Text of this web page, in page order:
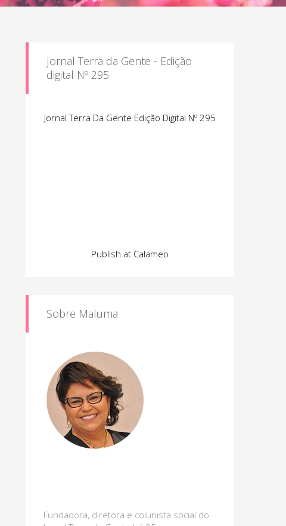
Jornal Terra da Gente - Edição
digital Nº 295
Jornal Terra Da Gente Edição Digital Nº 295
Publish at Calameo
Sobre Maluma
Fundadora, diretora e colunista social do